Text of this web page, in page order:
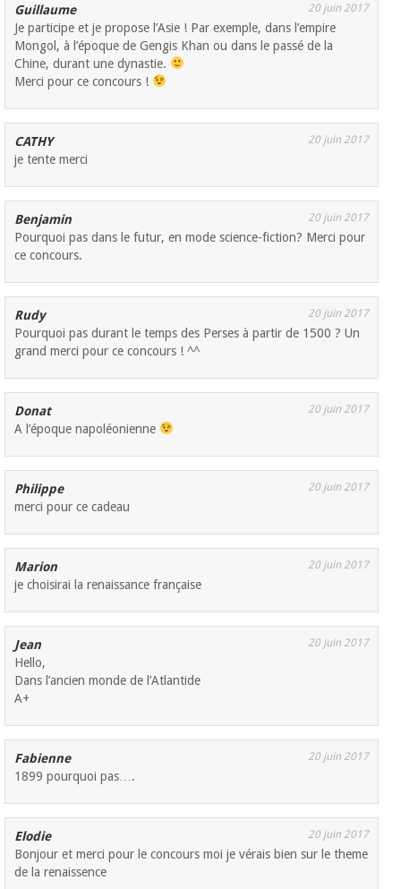
Guillaume 20 juin 2017
Je participe et je propose l’Asie ! Par exemple, dans l’empire
Mongol, à l’époque de Gengis Khan ou dans le passé de la
Chine, durant une dynastie.
Merci pour ce concours !
CATHY 20 juin 2017
je tente merci
Benjamin 20 juin 2017
Pourquoi pas dans le futur, en mode science-fiction? Merci pour
ce concours.
Rudy 20 juin 2017
Pourquoi pas durant le temps des Perses à partir de 1500 ? Un
grand merci pour ce concours ! ^^
Donat 20 juin 2017
A l’époque napoléonienne
Philippe 20 juin 2017
merci pour ce cadeau
Marion 20 juin 2017
je choisirai la renaissance française
Jean 20 juin 2017
Hello,
Dans l’ancien monde de l’Atlantide
A+
Fabienne 20 juin 2017
1899 pourquoi pas….
Elodie 20 juin 2017
Bonjour et merci pour le concours moi je vérais bien sur le theme
de la renaissence